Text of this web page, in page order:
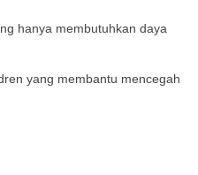
hanya membutuhkan daya
yang membantu mencegah